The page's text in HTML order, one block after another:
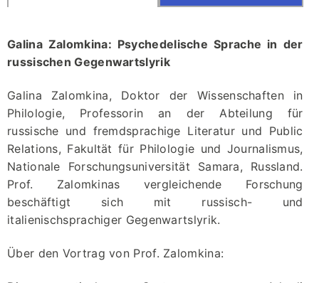
Galina Zalomkina: Psychedelische Sprache in der
russischen Gegenwartslyrik
Galina Zalomkina, Doktor der Wissenschaften in
Philologie, Professorin an der Abteilung für
russische und fremdsprachige Literatur und Public
Relations, Fakultät für Philologie und Journalismus,
Nationale Forschungsuniversität Samara, Russland.
Prof. Zalomkinas vergleichende Forschung
beschäftigt sich mit russisch- und
italienischsprachiger Gegenwartslyrik.
Über den Vortrag von Prof. Zalomkina: